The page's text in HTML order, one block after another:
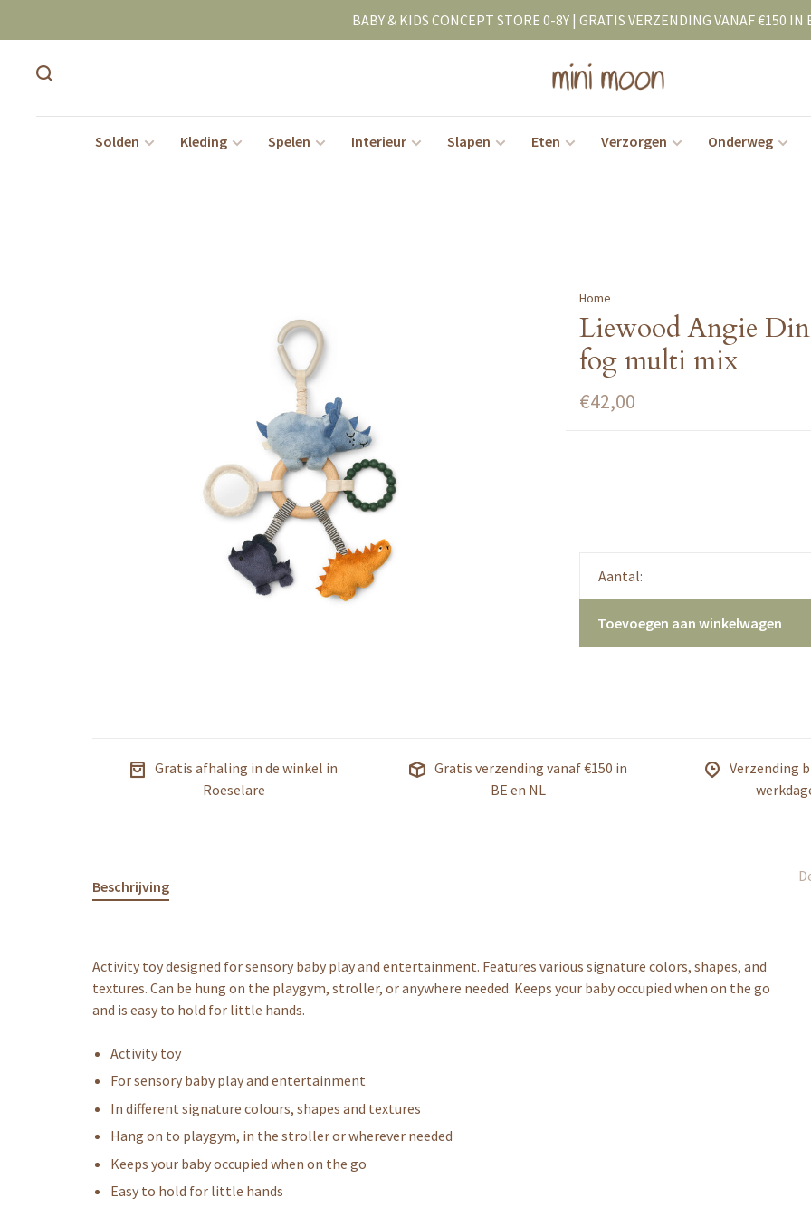
BABY & KIDS CONCEPT STORE 0-8Y | GRATIS VERZENDING VANAF €150 IN
Solden Kleding Spelen Interieur Slapen Eten Verzorgen Onderweg
Home
Liewood Angie
fog multi mix
€42,00
Aantal:
Toevoegen aan winkelwagen
Gratis afhaling in de winkel in
Roeselare
Gratis verzending vanaf €150 in
BE en NL
Verzending
Beschrijving
Activity toy designed for sensory baby play and entertainment. Features various signature colors, shapes, and
textures. Can be hung on the playgym, stroller, or anywhere needed. Keeps your baby occupied when on the go
and is easy to hold for little hands.
Activity toy
For sensory baby play and entertainment
In different signature colours, shapes and textures
Hang on to playgym, in the stroller or wherever needed
Keeps your baby occupied when on the go
Easy to hold for little hands